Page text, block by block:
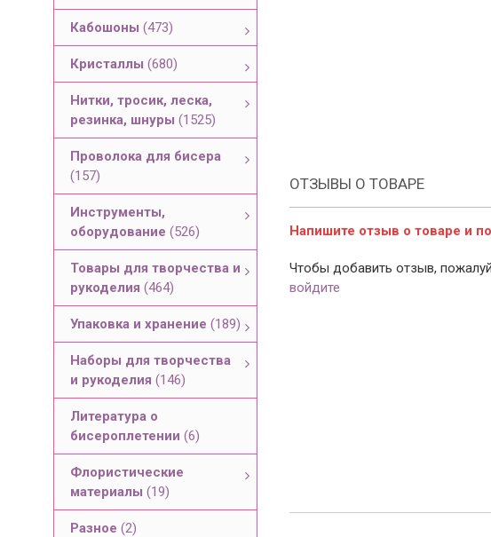
Кабошоны (473)
Кристаллы (680)
Нитки, тросик, леска,
резинка, шнуры (1525)
Проволока для бисера
(157)
Инструменты,
оборудование (526)
Товары для творчества и
рукоделия (464)
Упаковка и хранение (189)
Наборы для творчества
и рукоделия (146)
Литература о
бисероплетении (6)
Флористические
материалы (19)
Разное (2)
ОТЗЫВЫ О ТОВАРЕ
Напишите отзыв о товаре и
Чтобы добавить отзыв,
войдите